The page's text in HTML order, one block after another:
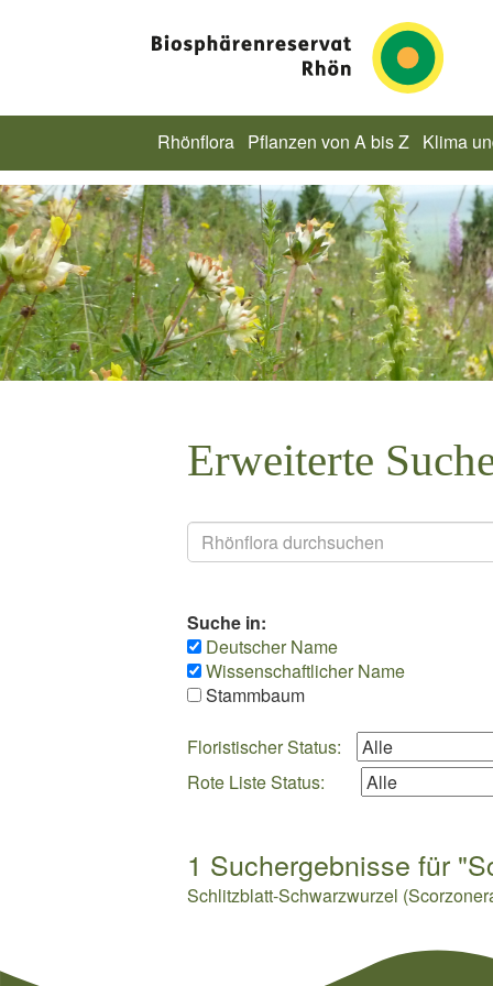
Rhönflora Pflanzen von A bis Z Klima
Erweiterte
Suchen
Suche in:
Deutscher Name
Wissenschaftlicher Name
Stammbaum
Floristischer Status:
Rote Liste Status:
1 Suchergebnisse für
Schlitzblatt-Schwarzwurzel